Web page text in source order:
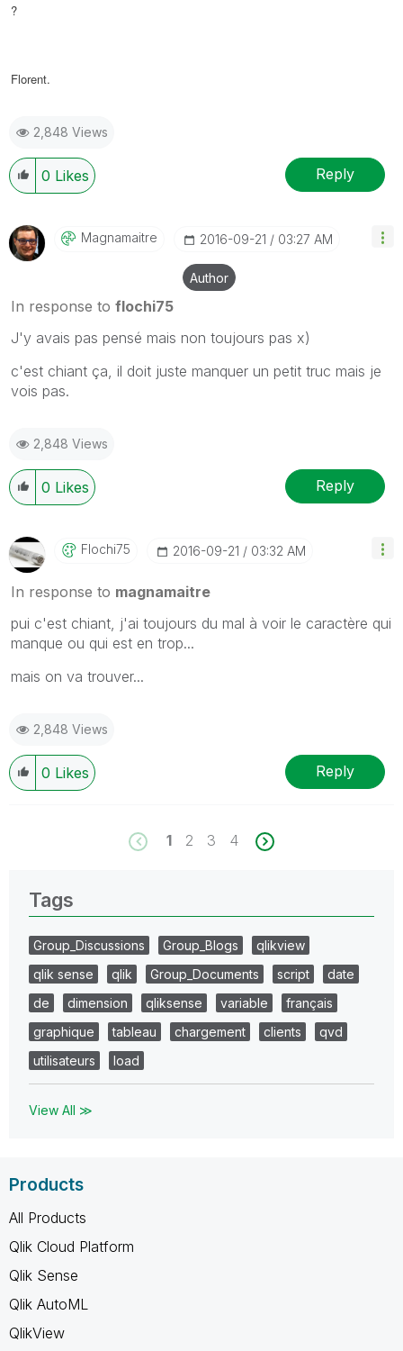
?
Florent.
2,848 Views
0 Likes Reply
Magnamaitre ‎2016-09-21 03:27 AM
Author
In response to flochi75
J'y avais pas pensé mais non toujours pas x)
c'est chiant ça, il doit juste manquer un petit truc mais je
vois pas.
2,848 Views
0 Likes Reply
Flochi75 ‎2016-09-21 03:32 AM
In response to magnamaitre
pui c'est chiant, j'ai toujours du mal à voir le caractère qui
manque ou qui est en trop...
mais on va trouver...
2,848 Views
0 Likes Reply
1 2 3 4
Tags
Group_Discussions Group_Blogs
qlikview
qlik sense
qlik Group_Documents script
date
de
dimension qliksense variable
français
graphique
tableau chargement clients
qvd
utilisateurs
load
View All ≫
Products
All Products
Qlik Cloud Platform
Qlik Sense
Qlik AutoML
QlikView